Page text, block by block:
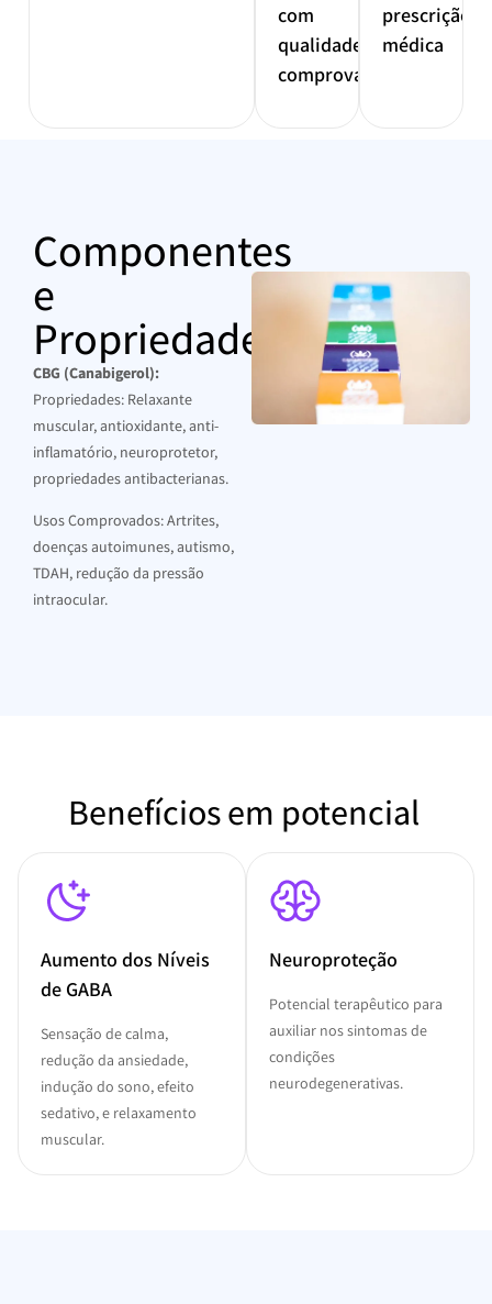
com
qualidade
comprovada
prescrição
médica
Componentes
e
Propriedades
CBG (Canabigerol):
Propriedades: Relaxante
muscular, antioxidante, anti-
inflamatório, neuroprotetor,
propriedades antibacterianas.
Usos Comprovados: Artrites,
doenças autoimunes, autismo,
TDAH, redução da pressão
intraocular.
Benefícios em potencial
Aumento dos Níveis
de GABA
Sensação de calma,
redução da ansiedade,
indução do sono, efeito
sedativo, e relaxamento
muscular.
Neuroproteção
Potencial terapêutico para
auxiliar nos sintomas de
condições
neurodegenerativas.